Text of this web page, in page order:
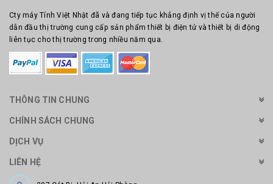
Cty máy Tính Việt Nhật đã và đang tiếp tục khẳng định vị thế của người
dẫn đầu thị trường cung cấp sản phẩm thiết bị điện tử và thiết bị di động
liên tục cho thị trường trong nhiều năm qua.
THÔNG TIN CHUNG
CHÍNH SÁCH CHUNG
DỊCH VỤ
LIÊN HỆ